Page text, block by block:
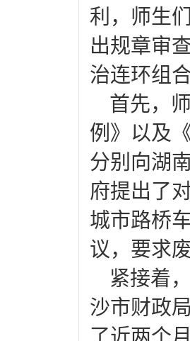
利，师生
出规章审
治连环组
首先，
例》以及
分别向湖
府提出了
城市路桥
议，要求
紧接着
沙市财政